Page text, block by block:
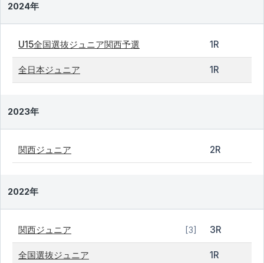
2024年
U15全国選抜ジュニア関西予選 1R
全日本ジュニア 1R
2023年
関西ジュニア 2R
2022年
関西ジュニア [3] 3R
全国選抜ジュニア 1R